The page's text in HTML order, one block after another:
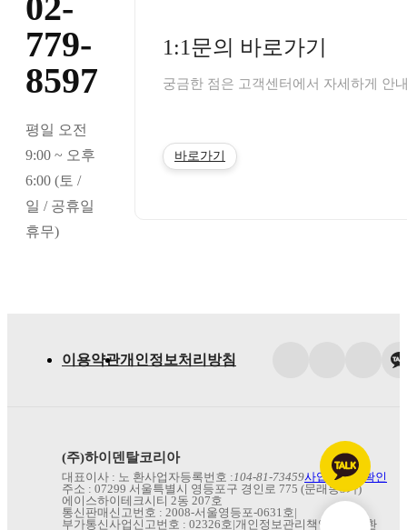
779-
8597
평일 오전
9:00 ~ 오후
6:00 (토 /
일 / 공휴일
휴무)
1:1문의 바로가기
궁금한 점은 고객센터에서 자세하게 안
바로가기
이용약관개인정보처리방침
(주)하이덴탈코리아
대표이사 : 노 환사업자등록번호 :104-81-73459사업자정보확인
주소 : 07299 서울특별시 영등포구 경인로 775 (문래동3가)
에이스하이테크시티 2동 207호
통신판매신고번호 : 2008-서울영등포-0631호|
부가통신사업신고번호 : 02326호|개인정보관리책임자 : 노 환